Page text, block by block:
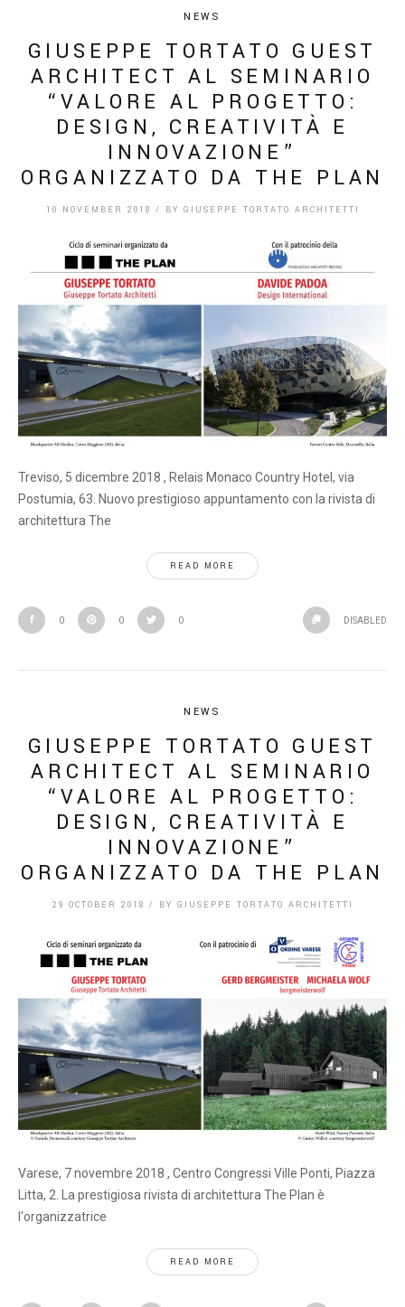
NEWS
GIUSEPPE TORTATO GUEST
ARCHITECT AL SEMINARIO
“VALORE AL PROGETTO:
DESIGN, CREATIVITÀ E
INNOVAZIONE”
ORGANIZZATO DA THE PLAN
10 NOVEMBER 2018 / BY GIUSEPPE TORTATO ARCHITETTI
Treviso, 5 dicembre 2018 , Relais Monaco Country Hotel, via
Postumia, 63. Nuovo prestigioso appuntamento con la rivista di
architettura The
READ MORE
0 0 0 DISABLED
NEWS
GIUSEPPE TORTATO GUEST
ARCHITECT AL SEMINARIO
“VALORE AL PROGETTO:
DESIGN, CREATIVITÀ E
INNOVAZIONE”
ORGANIZZATO DA THE PLAN
29 OCTOBER 2018 / BY GIUSEPPE TORTATO ARCHITETTI
Varese, 7 novembre 2018 , Centro Congressi Ville Ponti, Piazza
Litta, 2. La prestigiosa rivista di architettura The Plan è
l'organizzatrice
READ MORE